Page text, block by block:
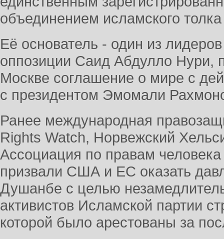
объединением исламского
Её основатель - один из
оппозиции Саид Абдулло Нури,
Москве соглашение о мире с
с президентом Эмомали
Ранее международная
Rights Watch, Норвежский
Ассоциация по правам
призвали США и ЕС оказать
Душанбе с целью
активистов Исламской партии
которой было арестованы за